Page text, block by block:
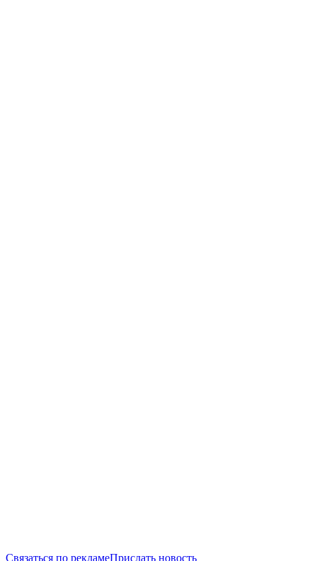
Связаться по рекламеПрислать новость